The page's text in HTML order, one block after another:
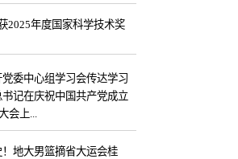
2025年度国家科学技术奖
委中心组学习会传达学习
书记在庆祝中国共产党成立
会上...
地大男篮摘省大运会桂